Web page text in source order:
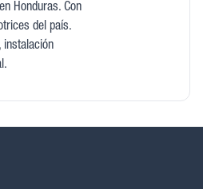
Honduras. Con
del país.
instalación